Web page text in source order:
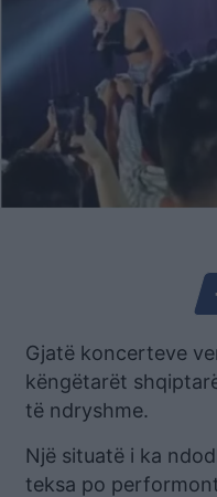
Gjatë koncerteve
këngëtarët
të ndryshme.
Një situatë i ka
teksa po